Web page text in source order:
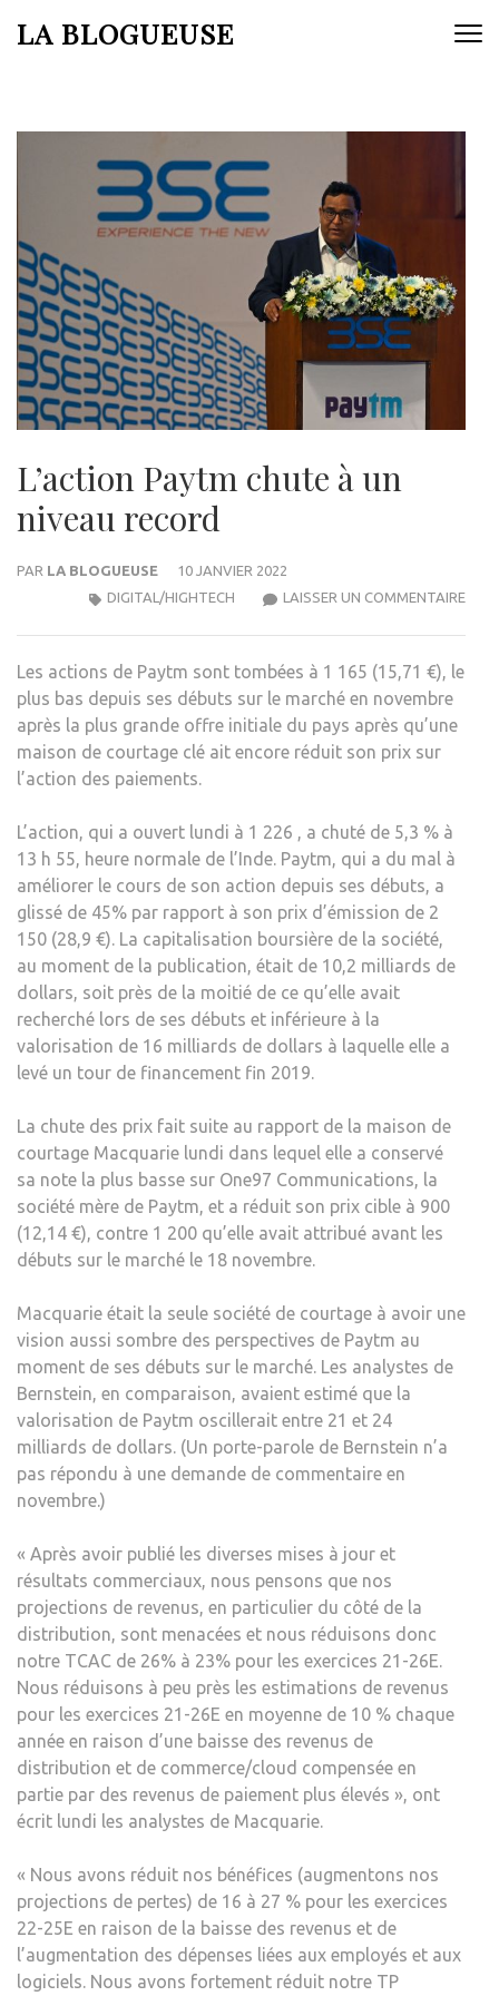
auLA BLOGUEUSE
L’action Paytm chute à un
niveau record
PAR LA BLOGUEUSE
10 JANVIER 2022
LAISSER UN COMMENTAIRE
DIGITAL/HIGHTECH
Les actions de Paytm sont tombées à 1 165 (15,71 €), le
plus bas depuis ses débuts sur le marché en novembre
après la plus grande offre initiale du pays après qu’une
maison de courtage clé ait encore réduit son prix sur
l’action des paiements.
L’action, qui a ouvert lundi à 1 226 , a chuté de 5,3 % à
13 h 55, heure normale de l’Inde. Paytm, qui a du mal à
améliorer le cours de son action depuis ses débuts, a
glissé de 45% par rapport à son prix d’émission de 2
150 (28,9 €). La capitalisation boursière de la société,
au moment de la publication, était de 10,2 milliards de
dollars, soit près de la moitié de ce qu’elle avait
recherché lors de ses débuts et inférieure à la
valorisation de 16 milliards de dollars à laquelle elle a
levé un tour de financement fin 2019.
La chute des prix fait suite au rapport de la maison de
courtage Macquarie lundi dans lequel elle a conservé
sa note la plus basse sur One97 Communications, la
société mère de Paytm, et a réduit son prix cible à 900
(12,14 €), contre 1 200 qu’elle avait attribué avant les
débuts sur le marché le 18 novembre.
Macquarie était la seule société de courtage à avoir une
vision aussi sombre des perspectives de Paytm au
moment de ses débuts sur le marché. Les analystes de
Bernstein, en comparaison, avaient estimé que la
valorisation de Paytm oscillerait entre 21 et 24
milliards de dollars. (Un porte-parole de Bernstein n’a
pas répondu à une demande de commentaire en
novembre.)
« Après avoir publié les diverses mises à jour et
résultats commerciaux, nous pensons que nos
projections de revenus, en particulier du côté de la
distribution, sont menacées et nous réduisons donc
notre TCAC de 26% à 23% pour les exercices 21-26E.
Nous réduisons à peu près les estimations de revenus
pour les exercices 21-26E en moyenne de 10 % chaque
année en raison d’une baisse des revenus de
distribution et de commerce/cloud compensée en
partie par des revenus de paiement plus élevés », ont
écrit lundi les analystes de Macquarie.
« Nous avons réduit nos bénéfices (augmentons nos
projections de pertes) de 16 à 27 % pour les exercices
22-25E en raison de la baisse des revenus et de
l’augmentation des dépenses liées aux employés et aux
logiciels. Nous avons fortement réduit notre TP